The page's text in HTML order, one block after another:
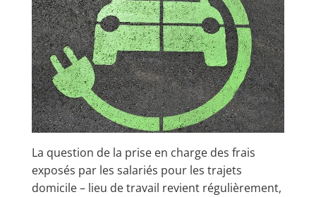
La question de la prise en charge des frais
exposés par les salariés pour les trajets
domicile – lieu de travail revient régulièrement,